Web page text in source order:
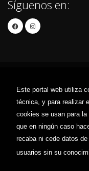
Este portal web utiliza
técnica, y para realizar
cookies se usan para
que en ningún caso
recaba ni cede datos
usuarios sin su
Síguenos en:
Política de envíos